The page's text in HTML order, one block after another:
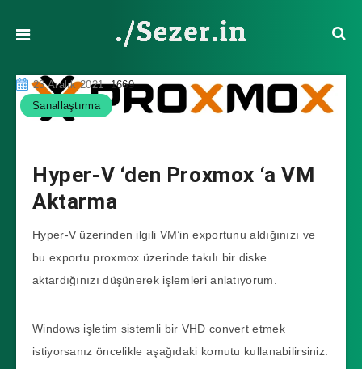
23 Aralık 2021 1669
Sanallaştırma
Hyper-V ‘den Proxmox ‘a VM
Aktarma
Hyper-V üzerinden ilgili VM’in exportunu aldığınızı ve
bu exportu proxmox üzerinde takılı bir diske
aktardığınızı düşünerek işlemleri anlatıyorum.
Windows işletim sistemli bir VHD convert etmek
istiyorsanız öncelikle aşağıdaki komutu kullanabilirsiniz.